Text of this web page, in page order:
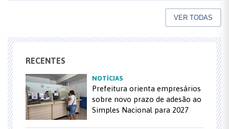
VER TODAS
RECENTES
NOTÍCIAS
Prefeitura orienta empresários
sobre novo prazo de adesão ao
Simples Nacional para 2027